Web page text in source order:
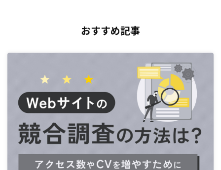
おすすめ記事